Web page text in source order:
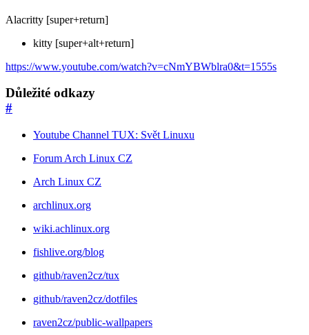
Alacritty [super+return]
kitty [super+alt+return]
https://www.youtube.com/watch?v=cNmYBWblra0&t=1555s
Důležité odkazy
#
Youtube Channel TUX: Svět Linuxu
Forum Arch Linux CZ
Arch Linux CZ
archlinux.org
wiki.achlinux.org
fishlive.org/blog
github/raven2cz/tux
github/raven2cz/dotfiles
raven2cz/public-wallpapers